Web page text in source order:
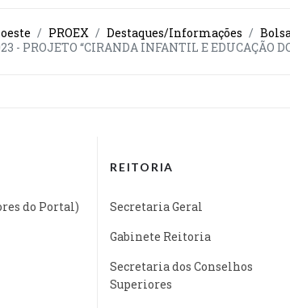
PROEX Destaques/Informações
- PROJETO “CIRANDA INFANTIL E EDUCAÇÃO
do Portal)
REITORIA
Secretaria Geral
Gabinete Reitoria
Secretaria dos Conselhos
Superiores